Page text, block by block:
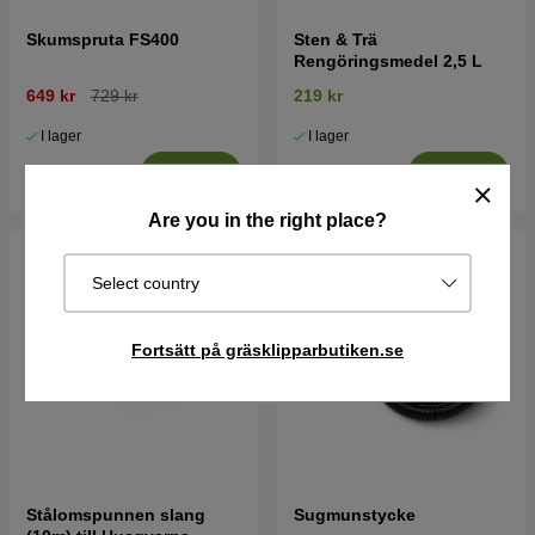
Are you in the right place?
Select country
Fortsätt på gräsklipparbutiken.se
Skumspruta FS400
649 kr 729 kr
I lager
Sten & Trä
Rengöringsmedel 2,5 L
219 kr
I lager
Stålomspunnen slang
Sugmunstycke